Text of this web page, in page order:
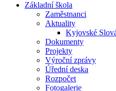
Základní škola
Zaměstnanci
Aktuality
Kyjovské
Dokumenty
Projekty
Výroční zprávy
Úřední deska
Rozpočet
Fotogalerie